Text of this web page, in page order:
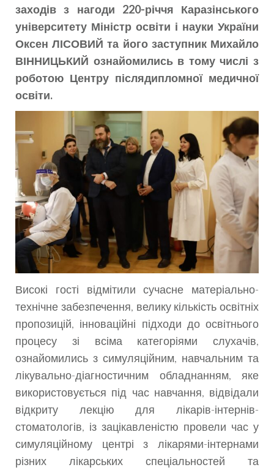
заходів з нагоди 220-річчя Каразінського
університету Міністр освіти і науки України
Оксен ЛІСОВИЙ та його заступник Михайло
ВІННИЦЬКИЙ ознайомились в тому числі з
роботою Центру післядипломної медичної
освіти.
Високі гості відмітили сучасне матеріально-
технічне забезпечення, велику кількість освітніх
пропозицій, інноваційні підходи до освітнього
процесу зі всіма категоріями слухачів,
ознайомились з симуляційним, навчальним та
лікувально-діагностичним обладнанням, яке
використовується під час навчання, відвідали
відкриту лекцію для лікарів-інтернів-
стоматологів, із зацікавленістю провели час у
симуляційному центрі з лікарями-інтернами
різних лікарських спеціальностей та